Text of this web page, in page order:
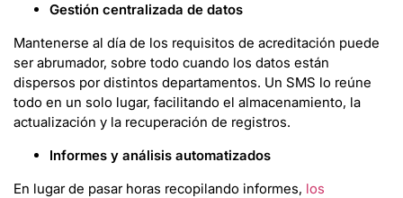
Gestión centralizada de datos
Mantenerse al día de los requisitos de acreditación puede
ser abrumador, sobre todo cuando los datos están
dispersos por distintos departamentos. Un SMS lo reúne
todo en un solo lugar, facilitando el almacenamiento, la
actualización y la recuperación de registros.
Informes y análisis automatizados
En lugar de pasar horas recopilando informes, los